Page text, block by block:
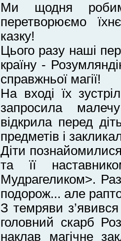
Ми щодня
перетворюємо
казку!
Цього разу наші
країну -
справжньої магії!
На вході їх
запросила
відкрила перед
предметів і
Діти
та її
Мудрагеликом>.
подорож... але
З темряви
головний скарб
наклав магічне